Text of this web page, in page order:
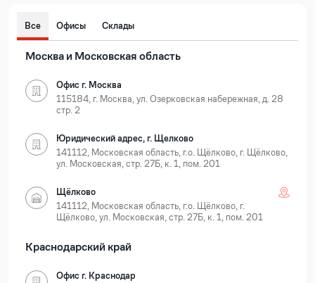
Все Офисы Склады
Москва и Московская область
Офис г. Москва
115184, г. Москва, ул. Озерковская набережная, д. 28
стр. 2
Юридический адрес, г. Щелково
141112, Московская область, г.о. Щёлково, г. Щёлково,
ул. Московская, стр. 27Б, к. 1, пом. 201
Щёлково
141112, Московская область, г.о. Щёлково, г.
Щёлково, ул. Московская, стр. 27Б, к. 1, пом. 201
Краснодарский край
Офис г. Краснодар